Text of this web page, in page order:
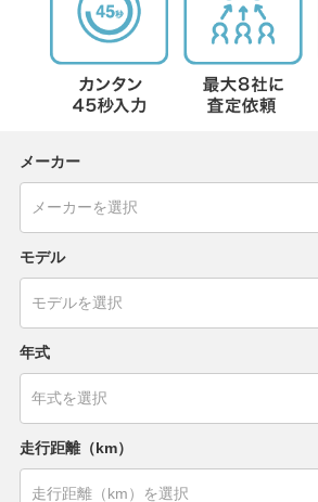
メーカー
モデル
年式
走行距離（km）